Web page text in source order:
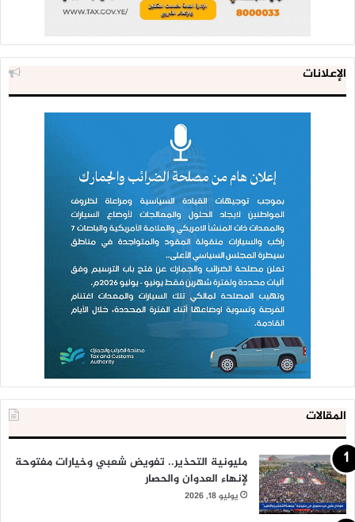
الإعلانات
المقالات
مليونية التحذير.. تفويض شعبي وخيارات مفتوحة
لإنهاء العدوان والحصار
يوليو 18, 2026